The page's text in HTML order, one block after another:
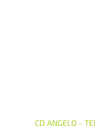
CD ANGELO -